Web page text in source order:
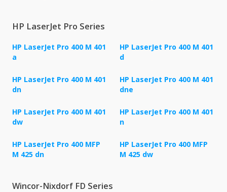
HP LaserJet Pro Series
HP LaserJet Pro 400 M 401
a
HP LaserJet Pro 400 M 401
d
HP LaserJet Pro 400 M 401
dn
HP LaserJet Pro 400 M 401
dne
HP LaserJet Pro 400 M 401
dw
HP LaserJet Pro 400 M 401
n
HP LaserJet Pro 400 MFP
M 425 dn
HP LaserJet Pro 400 MFP
M 425 dw
Wincor-Nixdorf FD Series